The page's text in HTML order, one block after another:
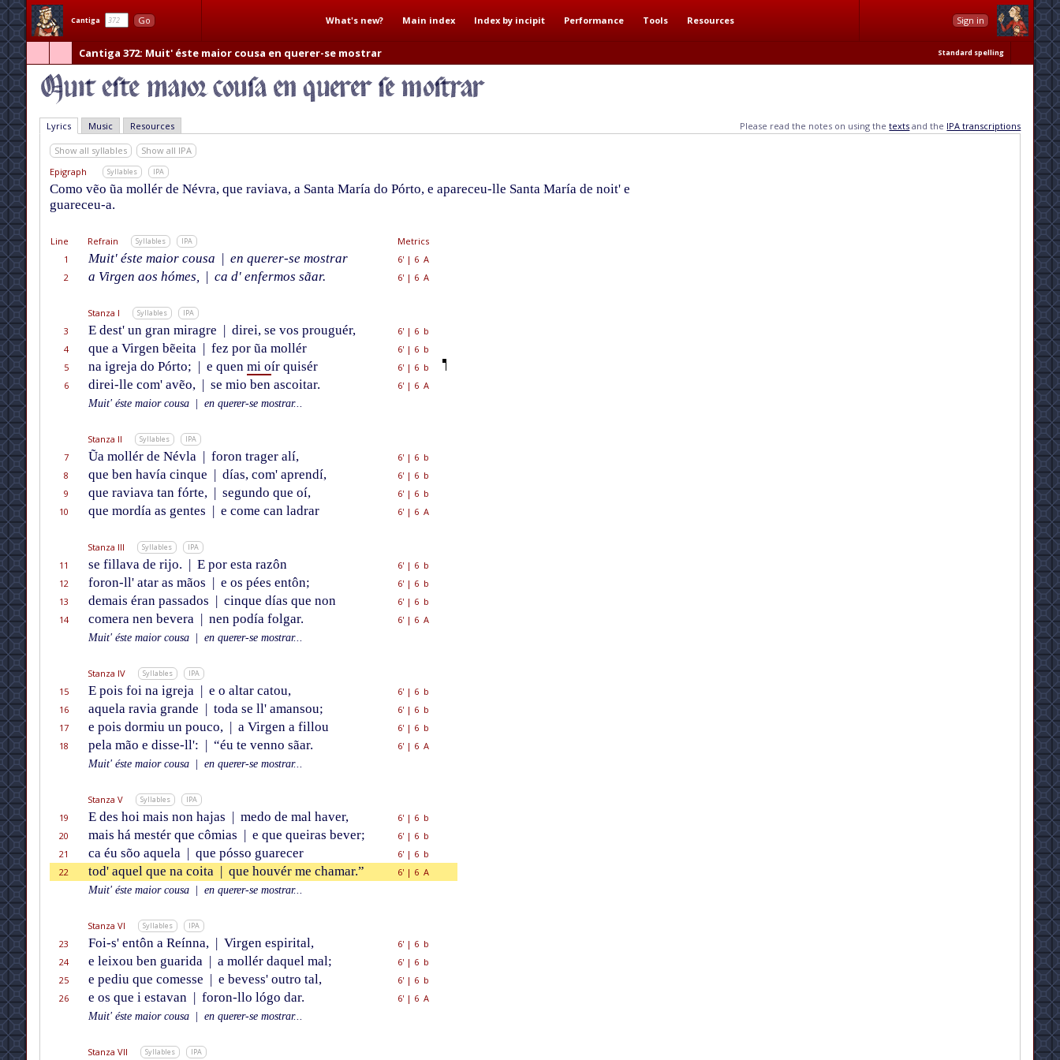
Cantiga Go What's new? Main index Index by incipit Performance Tools Resources Sign in
Cantiga 372: Muit' éste maior cousa en querer-se mostrar Standard spelling
Lyrics Music Resources Please read the notes on using thetexts and the IPA transcriptions
Show all syllables
Show all IPA
Epigraph
Syllables IPA
Como vẽo ũa mollér de Névra, que raviava, a Santa María do Pórto, e apareceu-lle Santa María de noit' e
guareceu-a.
Line Refrain Syllables IPA
Metrics
1
Muit' éste maior cousa | en querer-se mostrar 6'| 6 A
2
a Virgen aos hómes, | ca d' enfermos sãar. 6'| 6 A
Stanza I Syllables IPA
3 E dest' un gran miragre | direi, se vos prouguér, 6'| 6 b
4
que a Virgen bẽeita | fez por ũa mollér 6'| 6 b
5
na igreja do Pórto; | e quen mi oír quisér 6'| 6 b
6
direi-lle com' avẽo, | se mio ben ascoitar. 6'| 6 A
Muit' éste maior cousa
en querer-se mostrar...
Stanza II Syllables IPA
7 Ũa mollér de Névla | foron trager alí, 6'| 6 b
8
que ben havía cinque | días, com' aprendí, 6'| 6 b
9
que raviava tan fórte, | segundo que oí, 6'| 6 b
10
que mordía as gentes | e come can ladrar 6'| 6 A
Stanza III Syllables IPA
11 se fillava de rijo. | E por esta razôn 6'| 6 b
12
foron-ll' atar as mãos | e os pées entôn; 6'| 6 b
13
demais éran passados | cinque días que non 6'| 6 b
14
comera nen bevera | nen podía folgar. 6'| 6 A
Muit' éste maior cousa
en querer-se mostrar...
Stanza IV Syllables IPA
15 E pois foi na igreja | e o altar catou, 6'| 6 b
16
aquela ravia grande | toda se ll' amansou; 6'| 6 b
17
e pois dormiu un pouco, | a Virgen a fillou 6'| 6 b
18
pela mão e disse-ll': | “éu te venno sãar. 6'| 6 A
Muit' éste maior cousa
en querer-se mostrar...
Stanza V Syllables IPA
19 E des hoi mais non hajas | medo de mal haver, 6'| 6 b
20
mais há mestér que cômias | e que queiras bever; 6'| 6 b
21
ca éu sõo aquela | que pósso guarecer 6'| 6 b
22
tod' aquel que na coita | que houvér me chamar.” 6'| 6 A
Muit' éste maior cousa
en querer-se mostrar...
Stanza VI Syllables IPA
23 Foi-s' entôn a Reínna, | Virgen espirital, 6'| 6 b
24
e leixou ben guarida | a mollér daquel mal; 6'| 6 b
25
e pediu que comesse | e bevess' outro tal, 6'| 6 b
26
e os que i estavan | foron-llo lógo dar. 6'| 6 A
Muit' éste maior cousa
en querer-se mostrar...
Stanza VII Syllables IPA